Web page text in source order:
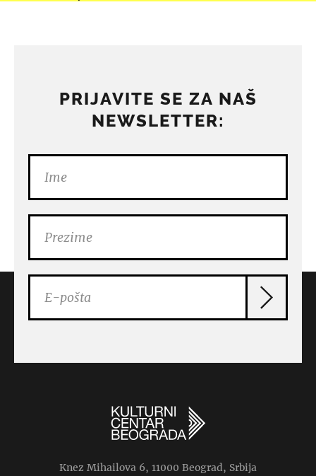
PRIJAVITE SE ZA NAŠ
NEWSLETTER:
Knez Mihailova 6, 11000 Beograd, Srbija